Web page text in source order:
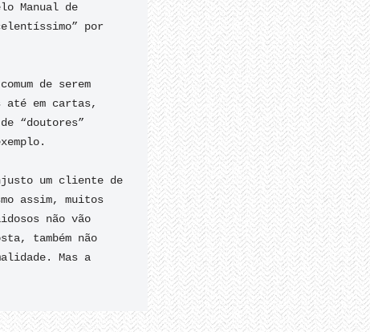
Manual de
por
de serem
até em cartas,
“doutores”
um cliente de
assim, muitos
não vão
também não
Mas a